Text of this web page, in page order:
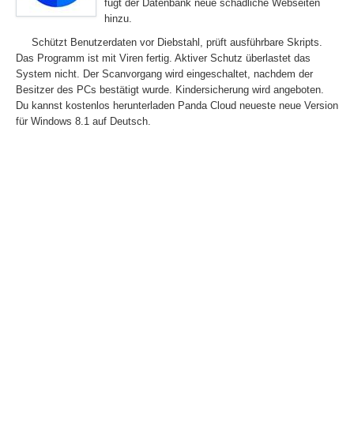
fügt der Datenbank neue schädliche Webseiten
hinzu.
Schützt Benutzerdaten vor Diebstahl, prüft ausführbare Skripts.
Das Programm ist mit Viren fertig. Aktiver Schutz überlastet das
System nicht. Der Scanvorgang wird eingeschaltet, nachdem der
Besitzer des PCs bestätigt wurde. Kindersicherung wird angeboten.
Du kannst kostenlos herunterladen Panda Cloud neueste neue Version
für Windows 8.1 auf Deutsch.